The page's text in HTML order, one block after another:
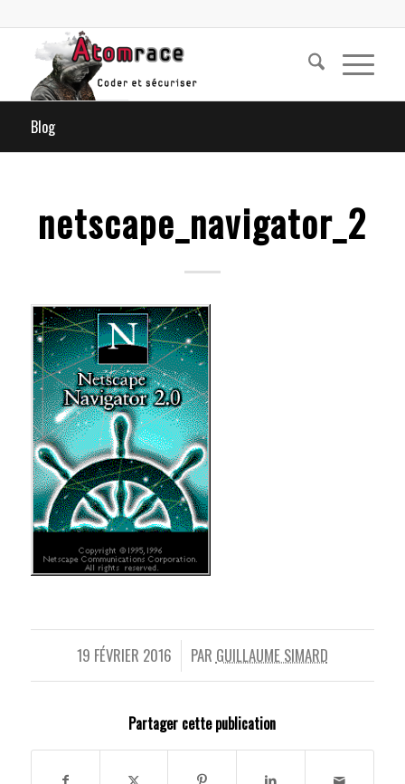
Blog
netscape_navigator_2
19 FÉVRIER 2016
/ PAR GUILLAUME SIMARD
Partager cette publication